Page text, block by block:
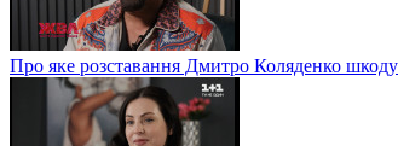
Про яке розставання Дмитро Коляденко